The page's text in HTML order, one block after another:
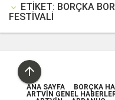
keyboard_arrow_down ETIKET: BORÇKA
FESTIVALI

ANA SAYFA
BORÇKA
ARTVIN GENEL